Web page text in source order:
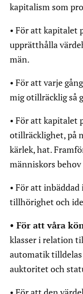
kapitalism som
• För att kapitalet
upprätthålla
män.
• För att varje
mig otillräcklig så
• För att kapitalet
otillräcklighet, på
kärlek, hat.
människors
• För att
tillhörighet och
• För att våra
klasser i relation
automatik tilldelas
auktoritet och